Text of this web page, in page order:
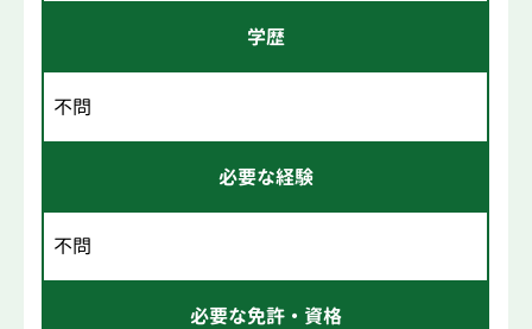
学歴
不問
必要な経験
不問
必要な免許・資格